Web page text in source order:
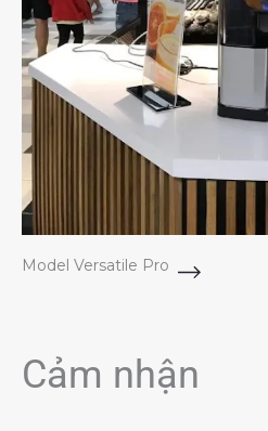
Model Versatile Pro
Cảm nhận